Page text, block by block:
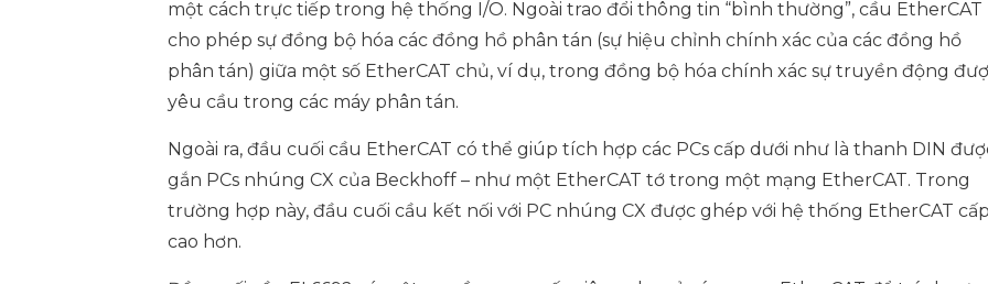
một cách trực tiếp trong hệ thống I/O. Ngoài trao đổi thông tin “bình thường”, cầu EtherCAT
cho phép sự đồng bộ hóa các đồng hồ phân tán (sự hiệu chỉnh chính xác của các đồng hồ
phân tán) giữa một số EtherCAT chủ, ví dụ, trong đồng bộ hóa chính xác sự truyền động
yêu cầu trong các máy phân tán.
Ngoài ra, đầu cuối cầu EtherCAT có thể giúp tích hợp các PCs cấp dưới như là thanh DIN
gắn PCs nhúng CX của Beckhoff – như một EtherCAT tớ trong một mạng EtherCAT. Trong
trường hợp này, đầu cuối cầu kết nối với PC nhúng CX được ghép với hệ thống EtherCAT cấp
cao hơn.